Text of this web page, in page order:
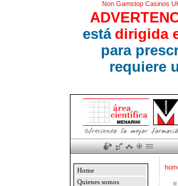
Non Gamstop Casinos
está dirigida
para
requiere
Home
Quienes somos